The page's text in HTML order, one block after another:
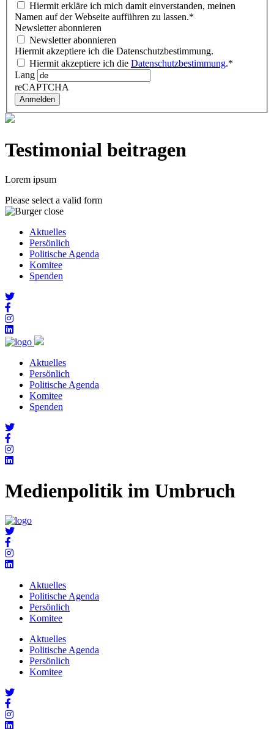
Hiermit erkläre ich mich damit einverstanden, meinen
Namen auf der Webseite aufführen zu lassen.*
Newsletter abonnieren
Newsletter abonnieren
Hiermit akzeptiere ich die Datenschutzbestimmung.
Hiermit akzeptiere ich die Datenschutzbestimmung.*
Lang
reCAPTCHA
Anmelden
Testimonial beitragen
Lorem ipsum
Please select a valid form
Aktuelles
Persönlich
Politische Agenda
Komitee
Spenden
Aktuelles
Persönlich
Politische Agenda
Komitee
Spenden
Medienpolitik im Umbruch
Aktuelles
Politische Agenda
Persönlich
Komitee
Aktuelles
Politische Agenda
Persönlich
Komitee